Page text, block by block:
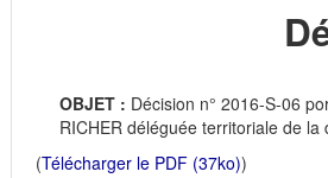
OBJET : Décision n° 2016-S-06
RICHER déléguée territoriale de
(Télécharger le PDF (37ko))